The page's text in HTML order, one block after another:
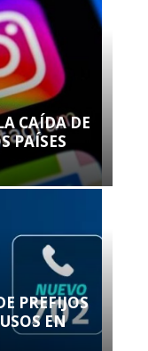
CAÍDA DE
PAÍSES
PREFIJOS
EN